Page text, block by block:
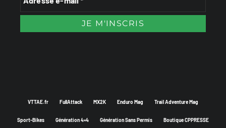
VTTAE.fr FullAttack MX2K Enduro Mag Trail Adventure Mag
Sport-Bikes Génération 4×4 Génération Sans Permis Boutique CPPRESSE